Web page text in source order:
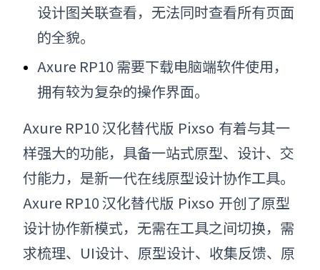
设计图关联查看，无法同时查看所有页面
的全貌。
Axure RP10 需要下载电脑端软件使用，
拥有较为复杂的操作界面。
Axure RP10汉化替代版 Pixso 有着与其一
样强大的功能，具备一站式原型、设计、交
付能力，是新一代在线原型设计协作工具。
Axure RP10汉化替代版 Pixso 开创了原型
设计协作新模式，无需在工具之间切换，需
求梳理、UI设计、原型设计、收集反馈、原